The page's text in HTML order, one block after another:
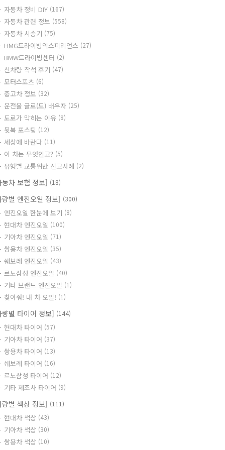
자동차 정비 DIY (167)
자동차 관련 정보 (558)
자동차 시승기 (75)
HMG드라이빙익스피리언스 (27)
BMW드라이빙센터 (2)
신차량 착석 후기 (47)
모터스포츠 (6)
중고차 정보 (32)
운전을 글로(도) 배우자 (25)
도로가 막히는 이유 (8)
뒷북 포스팅 (12)
세상에 바란다 (11)
이 차는 무엇인고? (5)
유형별 교통위반 신고사례 (2)
차 보험 정보] (18)
별 엔진오일 정보] (300)
엔진오일 한눈에 보기 (8)
현대차 엔진오일 (100)
기아차 엔진오일 (71)
쌍용차 엔진오일 (35)
쉐보레 엔진오일 (43)
르노삼성 엔진오일 (40)
기타 브랜드 엔진오일 (1)
찾아줘! 내 차 오일! (1)
별 타이어 정보] (144)
현대차 타이어 (57)
기아차 타이어 (37)
쌍용차 타이어 (13)
쉐보레 타이어 (16)
르노삼성 타이어 (12)
기타 제조사 타이어 (9)
별 색상 정보] (111)
현대차 색상 (43)
기아차 색상 (30)
쌍용차 색상 (10)